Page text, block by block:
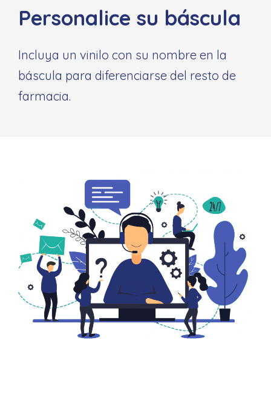
Personalice su báscula
Incluya un vinilo con su nombre en la
báscula para diferenciarse del resto de
farmacia.